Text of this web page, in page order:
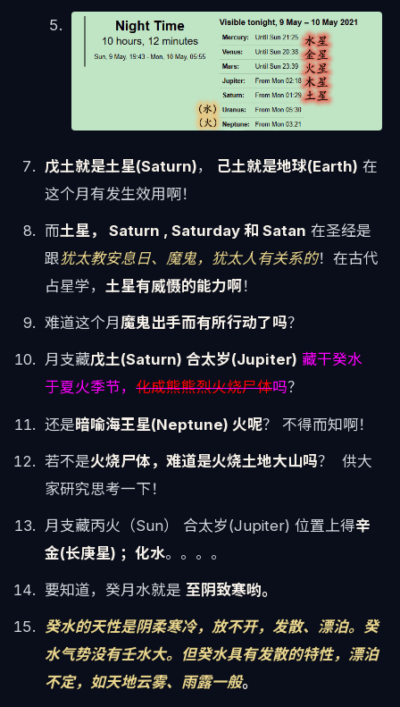
戊土就是土星(Saturn)， 己土就是地球(Earth) 在
这个月有发生效用啊！
而土星， Saturn , Saturday 和 Satan 在圣经是
跟犹太教安息日、魔鬼，犹太人有关系的！在古代
占星学，土星有威慑的能力啊！
难道这个月魔鬼出手而有所行动了吗？
月支藏戊土(Saturn) 合太岁(Jupiter) 藏干癸水
于夏火季节，化成熊熊烈火烧尸体吗？
还是暗喻海王星(Neptune) 火呢？ 不得而知啊！
若不是火烧尸体，难道是火烧土地大山吗？ 供大
家研究思考一下！
月支藏丙火（Sun） 合太岁(Jupiter) 位置上得辛
金(长庚星) ；化水。。。。
要知道，癸月水就是 至阴致寒哟。
癸水的天性是阴柔寒冷，放不开，发散、漂泊。癸
水气势没有壬水大。但癸水具有发散的特性，漂泊
不定，如天地云雾、雨露一般。